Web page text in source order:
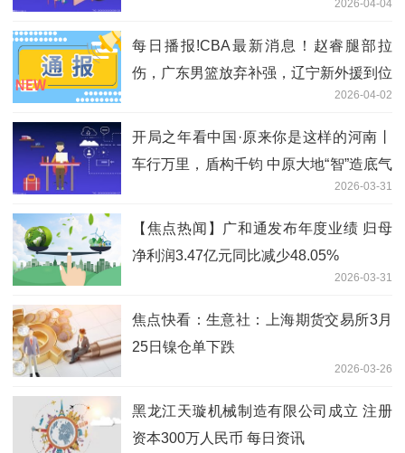
2026-04-04
每日播报!CBA最新消息！赵睿腿部拉
伤，广东男篮放弃补强，辽宁新外援到位
2026-04-02
开局之年看中国·原来你是这样的河南丨
车行万里，盾构千钧 中原大地“智”造底气
2026-03-31
【焦点热闻】广和通发布年度业绩 归母
净利润3.47亿元同比减少48.05%
2026-03-31
焦点快看：生意社：上海期货交易所3月
25日镍仓单下跌
2026-03-26
黑龙江天璇机械制造有限公司成立 注册
资本300万人民币 每日资讯